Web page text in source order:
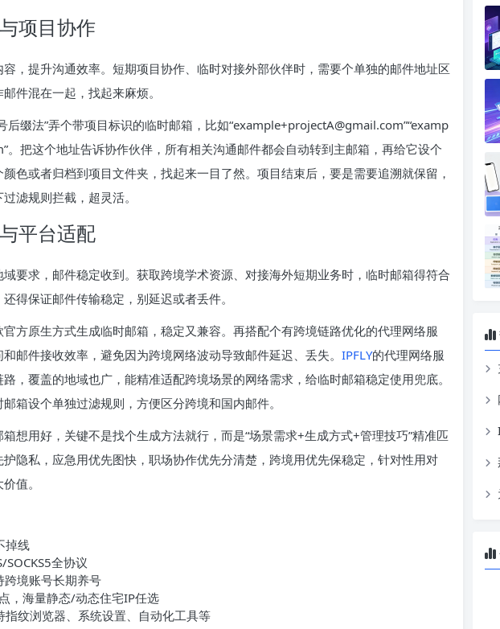
项目协作
，提升沟通效率。短期项目协作、临时对接外部伙伴时，需要个单独的邮件地址区
件混在一起，找起来麻烦。
后缀法”弄个带项目标识的临时邮箱，比如“example+projectA@gmail.com”“examp
。把这个地址告诉协作伙伴，所有相关沟通邮件都会自动转到主邮箱，再给它设个
色或者归档到项目文件夹，找起来一目了然。项目结束后，要是需要追溯就保留，
滤规则拦截，超灵活。
平台适配
要求，邮件稳定收到。获取跨境学术资源、对接海外短期业务时，临时邮箱得符合
得保证邮件传输稳定，别延迟或者丢件。
方原生方式生成临时邮箱，稳定又兼容。再搭配个有跨境链路优化的代理网络服
邮件接收效率，避免因为跨境网络波动导致邮件延迟、丢失。 IPFLY的代理网络服
，覆盖的地域也广，能精准适配跨境场景的网络需求，给临时邮箱稳定使用兜底。
箱设个单独过滤规则，方便区分跨境和国内邮件。
想用好，关键不是找个生成方法就行，而是“场景需求+生成方式+管理技巧”精准匹
隐私，应急用优先图快，职场协作优先分清楚，跨境用优先保稳定，针对性用对
值。
掉线
SOCKS5全协议
跨境账号长期养号
，海量静态/动态住宅IP任选
指纹浏览器、系统设置、自动化工具等